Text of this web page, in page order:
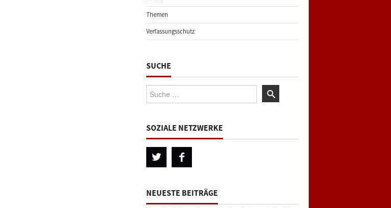
Themen
Verfassungsschutz
SUCHE
Suche:
SOZIALE NETZWERKE
NEUESTE BEITRÄGE